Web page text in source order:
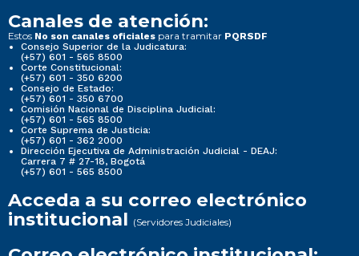
Canales de atención:
Estos No son canales oficiales para tramitar PQRSDF
Consejo Superior de la Judicatura:
(+57) 601 - 565 8500
Corte Constitucional:
(+57) 601 - 350 6200
Consejo de Estado:
(+57) 601 - 350 6700
Comisión Nacional de Disciplina Judicial:
(+57) 601 - 565 8500
Corte Suprema de Justicia:
(+57) 601 - 362 2000
Dirección Ejecutiva de Administración Judicial - DEAJ:
Carrera 7 # 27-18, Bogotá
(+57) 601 - 565 8500
Acceda a su correo electrónico
institucional (Servidores Judiciales)